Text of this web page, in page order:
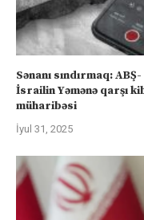
Sənanı sındırmaq: ABŞ-
İsrailin Yəmənə qarşı
müharibəsi
İyul 31, 2025